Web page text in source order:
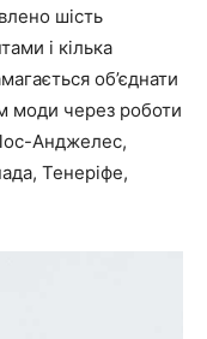
шість
і кілька
об’єднати
моди через роботи
Анджелес,
Тенеріфе,